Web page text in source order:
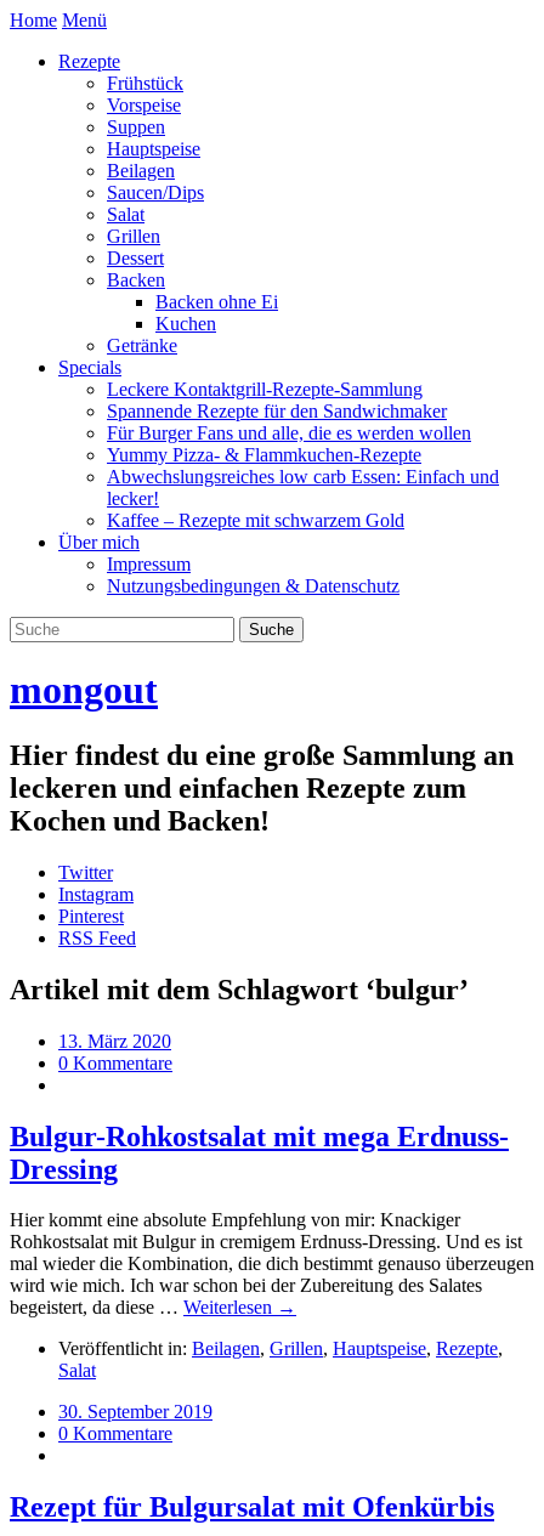
Home Menü
Rezepte
Frühstück
Vorspeise
Suppen
Hauptspeise
Beilagen
Saucen/Dips
Salat
Grillen
Dessert
Backen
Backen ohne Ei
Kuchen
Getränke
Specials
Leckere Kontaktgrill-Rezepte-Sammlung
Spannende Rezepte für den Sandwichmaker
Für Burger Fans und alle, die es werden wollen
Yummy Pizza- & Flammkuchen-Rezepte
Abwechslungsreiches low carb Essen: Einfach und
lecker!
Kaffee – Rezepte mit schwarzem Gold
Über mich
Impressum
Nutzungsbedingungen & Datenschutz
mongout
Hier findest du eine große Sammlung an
leckeren und einfachen Rezepte zum
Kochen und Backen!
Twitter
Instagram
Pinterest
RSS Feed
Artikel mit dem Schlagwort ‘bulgur’
13. März 2020
0 Kommentare
Bulgur-Rohkostsalat mit mega Erdnuss-
Dressing
Hier kommt eine absolute Empfehlung von mir: Knackiger
Rohkostsalat mit Bulgur in cremigem Erdnuss-Dressing. Und es ist
mal wieder die Kombination, die dich bestimmt genauso überzeugen
wird wie mich. Ich war schon bei der Zubereitung des Salates
begeistert, da diese … Weiterlesen →
Veröffentlicht in: Beilagen, Grillen, Hauptspeise, Rezepte,
Salat
30. September 2019
0 Kommentare
Rezept für Bulgursalat mit Ofenkürbis